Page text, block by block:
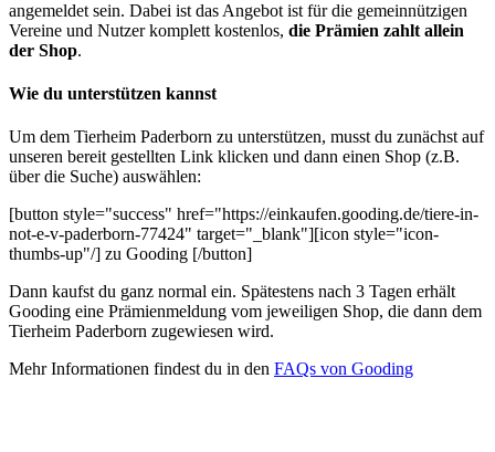
angemeldet sein. Dabei ist das Angebot ist für die gemeinnützigen
Vereine und Nutzer komplett kostenlos, die Prämien zahlt allein
der Shop.
Wie du unterstützen kannst
Um dem Tierheim Paderborn zu unterstützen, musst du zunächst auf
unseren bereit gestellten Link klicken und dann einen Shop (z.B.
über die Suche) auswählen:
[button style="success" href="https://einkaufen.gooding.de/tiere-in-
not-e-v-paderborn-77424" target="_blank"][icon style="icon-
thumbs-up"/] zu Gooding [/button]
Dann kaufst du ganz normal ein. Spätestens nach 3 Tagen erhält
Gooding eine Prämienmeldung vom jeweiligen Shop, die dann dem
Tierheim Paderborn zugewiesen wird.
Mehr Informationen findest du in den FAQs von Gooding